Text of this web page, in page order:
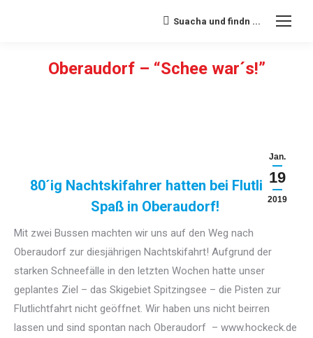
Search:
Suacha und findn ...
Oberaudorf – “Schee war´s!”
Jan.
19
2019
80´ig Nachtskifahrer hatten bei Flutlicht
Spaß in Oberaudorf!
Mit zwei Bussen machten wir uns auf den Weg nach
Oberaudorf zur diesjährigen Nachtskifahrt! Aufgrund der
starken Schneefälle in den letzten Wochen hatte unser
geplantes Ziel – das Skigebiet Spitzingsee – die Pisten zur
Flutlichtfahrt nicht geöffnet. Wir haben uns nicht beirren
lassen und sind spontan nach Oberaudorf – www.hockeck.de